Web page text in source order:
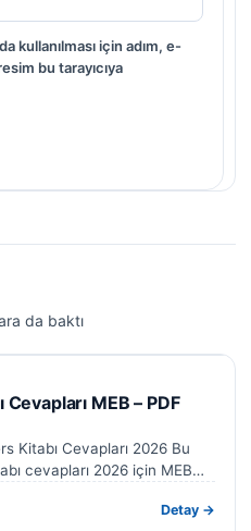
kullanılması için adım, e-
bu tarayıcıya
da baktı
Cevapları MEB – PDF
Kitabı Cevapları 2026 Bu
cevapları 2026 için MEB…
Detay →